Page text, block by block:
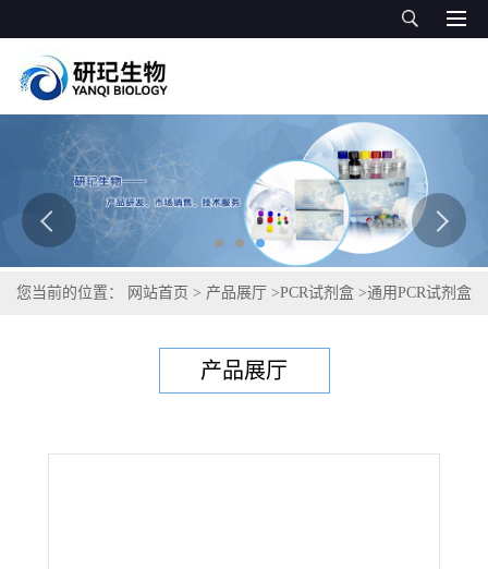
您当前的位置： 网站首页 > 产品展厅 >PCR试剂盒 >通用PCR试剂盒
产品展厅